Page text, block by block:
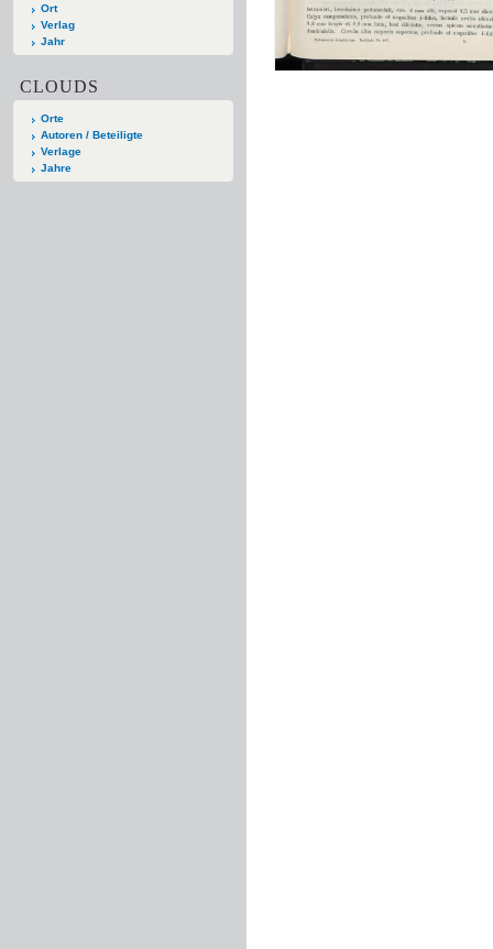
Ort
Verlag
Jahr
CLOUDS
Orte
Autoren / Beteiligte
Verlage
Jahre